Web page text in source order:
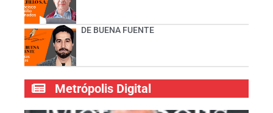
DE BUENA FUENTE
Metrópolis Digital